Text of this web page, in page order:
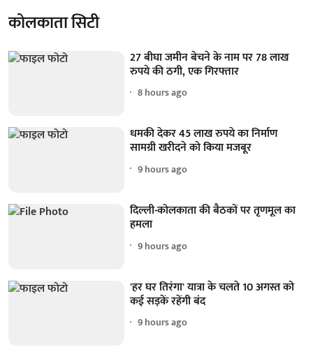
कोलकाता सिटी
27 बीघा जमीन बेचने के नाम पर 78 लाख
रुपये की ठगी, एक गिरफ्तार
8 hours ago
धमकी देकर 45 लाख रुपये का निर्माण
सामग्री खरीदने को किया मजबूर
9 hours ago
दिल्ली-कोलकाता की बैठकों पर तृणमूल का
हमला
9 hours ago
'हर घर तिरंगा' यात्रा के चलते 10 अगस्त को
कई सड़कें रहेंगी बंद
9 hours ago